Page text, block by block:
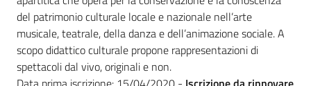
del patrimonio culturale locale e nazionale nell’arte
musicale, teatrale, della danza e dell’animazione sociale. A
scopo didattico culturale propone rappresentazioni di
spettacoli dal vivo, originali e non.